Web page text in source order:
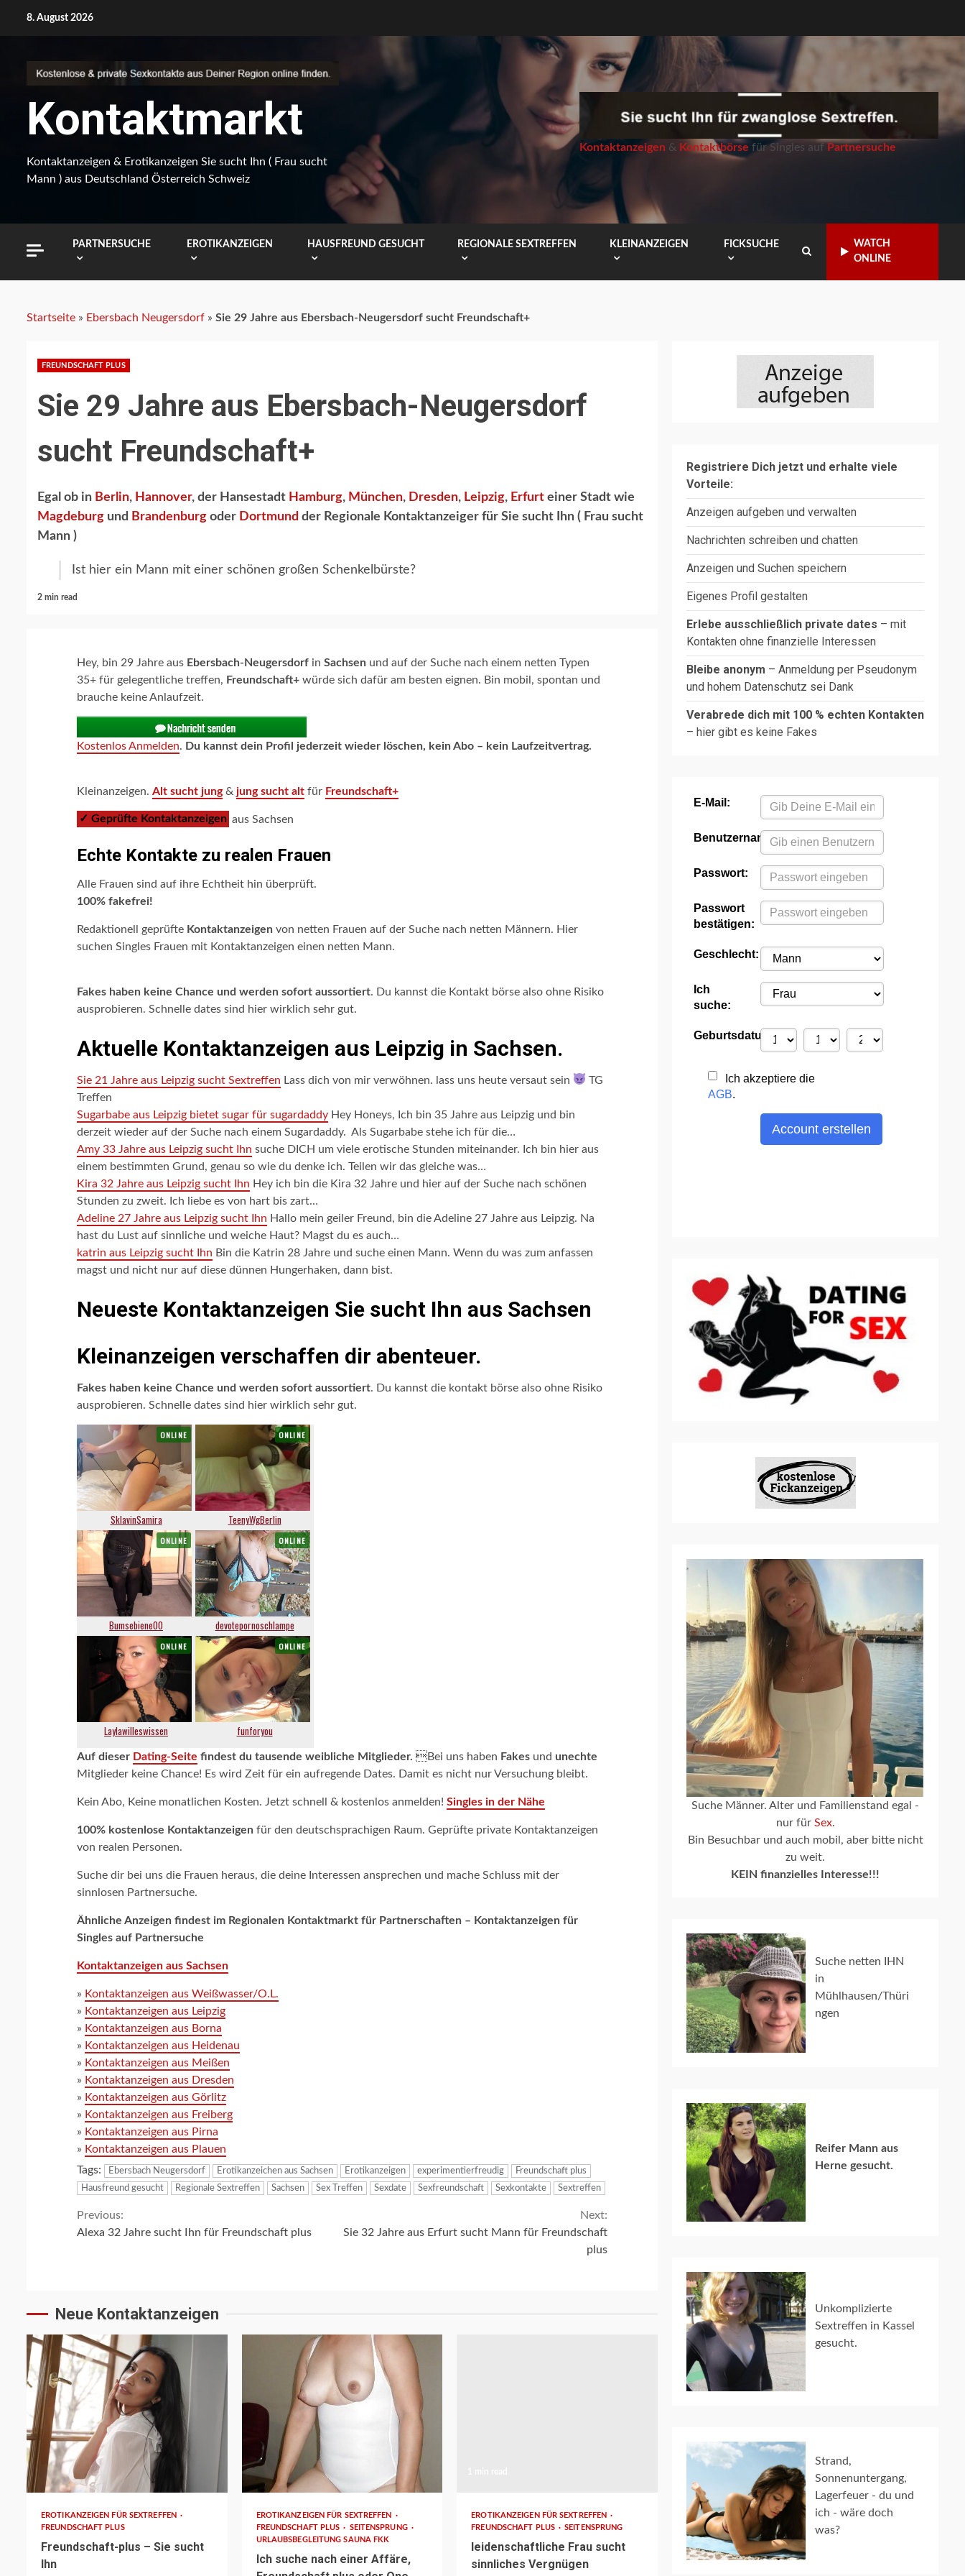
8. August 2026
Kontaktmarkt
Kontaktanzeigen & Erotikanzeigen Sie sucht Ihn ( Frau sucht
Mann ) aus Deutschland Österreich Schweiz
Kontaktanzeigen & Kontaktbörse für Singles auf Partnersuche
PARTNERSUCHE EROTIKANZEIGEN HAUSFREUND GESUCHT REGIONALE SEXTREFFEN KLEINANZEIGEN FICKSUCHE
WATCH
ONLINE
Startseite » Ebersbach Neugersdorf » Sie 29 Jahre aus Ebersbach-Neugersdorf sucht Freundschaft+
FREUNDSCHAFT PLUS
Sie 29 Jahre aus Ebersbach-Neugersdorf
sucht Freundschaft+
Egal ob in Berlin, Hannover, der Hansestadt Hamburg, München, Dresden, Leipzig, Erfurt einer Stadt wie
Magdeburg und Brandenburg oder Dortmund der Regionale Kontaktanzeiger für Sie sucht Ihn ( Frau sucht
Mann )
Ist hier ein Mann mit einer schönen großen Schenkelbürste?
2 min read
Hey, bin 29 Jahre aus Ebersbach-Neugersdorf in Sachsen und auf der Suche nach einem netten Typen
35+ für gelegentliche treffen, Freundschaft+ würde sich dafür am besten eignen. Bin mobil, spontan und
brauche keine Anlaufzeit.
Kostenlos Anmelden. Du kannst dein Profil jederzeit wieder löschen, kein Abo – kein Laufzeitvertrag.
Kleinanzeigen. Alt sucht jung& jung sucht alt für Freundschaft+
✓ Geprüfte Kontaktanzeigen aus Sachsen
Echte Kontakte zu realen Frauen
Alle Frauen sind auf ihre Echtheit hin überprüft.
100% fakefrei!
Redaktionell geprüfte Kontaktanzeigen von netten Frauen auf der Suche nach netten Männern. Hier
suchen Singles Frauen mit Kontaktanzeigen einen netten Mann.
Fakes haben keine Chance und werden sofort aussortiert. Du kannst die Kontakt börse also ohne Risiko
ausprobieren. Schnelle dates sind hier wirklich sehr gut.
Aktuelle Kontaktanzeigen aus Leipzig in Sachsen.
Sie 21 Jahre aus Leipzig sucht Sextreffen Lass dich von mir verwöhnen. lass uns heute versaut sein
TG
Treffen
Sugarbabe aus Leipzig bietet sugar für sugardaddy Hey Honeys, Ich bin 35 Jahre aus Leipzig und bin
derzeit wieder auf der Suche nach einem Sugardaddy. Als Sugarbabe stehe ich für die…
Amy 33 Jahre aus Leipzig sucht Ihn suche DICH um viele erotische Stunden miteinander. Ich bin hier aus
einem bestimmten Grund, genau so wie du denke ich. Teilen wir das gleiche was…
Kira 32 Jahre aus Leipzig sucht Ihn Hey ich bin die Kira 32 Jahre und hier auf der Suche nach schönen
Stunden zu zweit. Ich liebe es von hart bis zart…
Adeline 27 Jahre aus Leipzig sucht Ihn Hallo mein geiler Freund, bin die Adeline 27 Jahre aus Leipzig. Na
hast du Lust auf sinnliche und weiche Haut? Magst du es auch…
katrin aus Leipzig sucht Ihn Bin die Katrin 28 Jahre und suche einen Mann. Wenn du was zum anfassen
magst und nicht nur auf diese dünnen Hungerhaken, dann bist.
Neueste Kontaktanzeigen Sie sucht Ihn aus Sachsen
Kleinanzeigen verschaffen dir abenteuer.
Fakes haben keine Chance und werden sofort aussortiert. Du kannst die kontakt börse also ohne Risiko
ausprobieren. Schnelle dates sind hier wirklich sehr gut.
Auf dieser Dating-Seite findest du tausende weibliche Mitglieder. Bei uns haben Fakes und unechte
Mitglieder keine Chance! Es wird Zeit für ein aufregende Dates. Damit es nicht nur Versuchung bleibt.
Kein Abo, Keine monatlichen Kosten. Jetzt schnell & kostenlos anmelden! Singles in der Nähe
100% kostenlose Kontaktanzeigen für den deutschsprachigen Raum. Geprüfte private Kontaktanzeigen
von realen Personen.
Suche dir bei uns die Frauen heraus, die deine Interessen ansprechen und mache Schluss mit der
sinnlosen Partnersuche.
Ähnliche Anzeigen findest im Regionalen Kontaktmarkt für Partnerschaften – Kontaktanzeigen für
Singles auf Partnersuche
Kontaktanzeigen aus Sachsen
» Kontaktanzeigen aus Weißwasser/O.L.
» Kontaktanzeigen aus Leipzig
» Kontaktanzeigen aus Borna
» Kontaktanzeigen aus Heidenau
» Kontaktanzeigen aus Meißen
» Kontaktanzeigen aus Dresden
» Kontaktanzeigen aus Görlitz
» Kontaktanzeigen aus Freiberg
» Kontaktanzeigen aus Pirna
» Kontaktanzeigen aus Plauen
Tags:
Ebersbach Neugersdorf Erotikanzeichen aus Sachsen Erotikanzeigen experimentierfreudig
Freundschaft plus
Hausfreund gesucht
Regionale Sextreffen Sachsen Sex Treffen Sexdate Sexfreundschaft Sexkontakte Sextreffen
Continue
Previous:
Alexa 32 Jahre sucht Ihn für Freundschaft plus
Next:
Sie 32 Jahre aus Erfurt sucht Mann für Freundschaft
plus
Neue Kontaktanzeigen
3 min read
EROTIKANZEIGEN FÜR SEXTREFFEN
FREUNDSCHAFT PLUS
Freundschaft-plus – Sie sucht
Ihn
1 min read
EROTIKANZEIGEN FÜR SEXTREFFEN
FREUNDSCHAFT PLUS
SEITENSPRUNG
URLAUBSBEGLEITUNG SAUNA FKK
Ich suche nach einer Affäre,
EROTIKANZEIGEN FÜR SEXTREFFEN
FREUNDSCHAFT PLUS
SEITENSPRUNG
leidenschaftliche Frau sucht
sinnliches Vergnügen
Registriere Dich jetzt und erhalte viele
Vorteile:
Anzeigen aufgeben und verwalten
Nachrichten schreiben und chatten
Anzeigen und Suchen speichern
Eigenes Profil gestalten
Erlebe ausschließlich private dates – mit
Kontakten ohne finanzielle Interessen
Bleibe anonym – Anmeldung per Pseudonym
und hohem Datenschutz sei Dank
Verabrede dich mit 100 % echten Kontakten
– hier gibt es keine Fakes
Suche Männer. Alter und Familienstand egal -
nur für Sex.
Bin Besuchbar und auch mobil, aber bitte nicht
zu weit.
KEIN finanzielles Interesse!!!
Suche netten IHN
in
Mühlhausen/Thüri
ngen
Reifer Mann aus
Herne gesucht.
Unkomplizierte
Sextreffen in Kassel
gesucht.
Strand,
Sonnenuntergang,
Lagerfeuer - du und
ich - wäre doch
was?